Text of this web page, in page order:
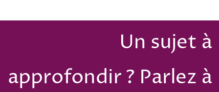
Un sujet à
approfondir ? Parlez à